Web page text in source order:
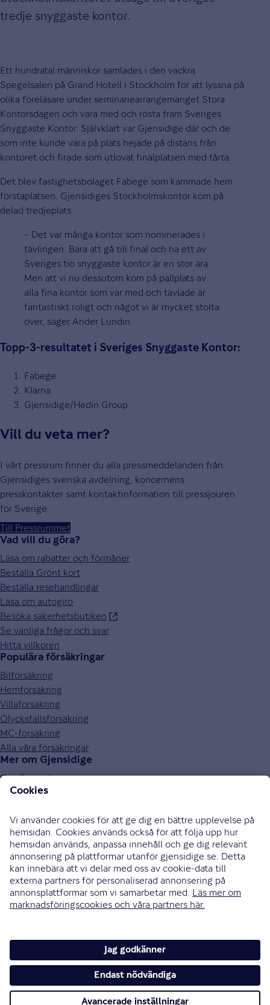
tredje snyggaste kontor.
Ett hundratal människor samlades i den vackra
Spegelsalen på Grand Hotell i Stockholm för att lyssna på
olika föreläsare under seminariearrangemanget Stora
Kontorsdagen och vara med och rösta fram Sveriges
Snyggaste Kontor. Självklart var Gjensidige där och de
som inte kunde vara på plats hejade på distans från
kontoret och firade som utlovat finalplatsen med tårta.
Det blev fastighetsbolaget Fabege som kammade hem
förstaplatsen. Gjensidiges Stockholmskontor kom på
delad tredjeplats.
– Det var många kontor som nominerades i
tävlingen. Bara att gå till final och ha ett av
Sveriges tio snyggaste kontor är en stor ära.
Men att vi nu dessutom kom på pallplats av
alla fina kontor som var med och tävlade är
fantastiskt roligt och något vi är mycket stolta
över, säger Ander Lundin.
Topp-3-resultatet i Sveriges Snyggaste Kontor:
Fabege
Klarna
Gjensidige/Hedin Group
Vill du veta mer?
I vårt pressrum finner du alla pressmeddelanden från
Gjensidiges svenska avdelning, koncernens
presskontakter samt kontaktinformation till pressjouren
för Sverige.
Till Pressrummet
Vad vill du göra?
Läsa om rabatter och förmåner
Beställa Grönt kort
Beställa resehandlingar
Läsa om autogiro
Besöka säkerhetsbutiken
Se vanliga frågor och svar
Hitta villkoren
Populära försäkringar
Bilförsäkring
Hemförsäkring
Villaförsäkring
Olycksfallsförsäkring
MC-försäkring
Alla våra försäkringar
Mer om Gjensidige
Om Gjensidige
Jobba hos oss
Press och media
Investor relations
Samarbetspartners
0771-326 326
Bli uppringd
Skriv till oss
Instagram
Cookies och säkerhet
Hantering av personuppgifter
Tillgänglighetsredogörelse